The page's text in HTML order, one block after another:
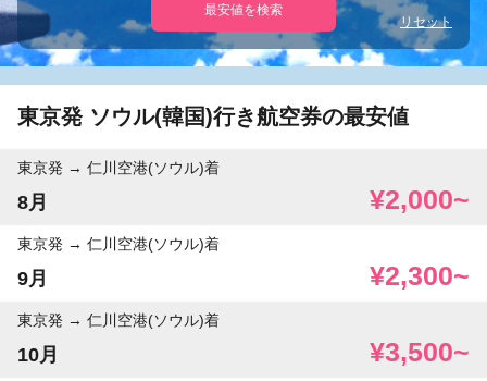
最安値を検索
リセット
東京発 ソウル(韓国)行き航空券の最安値
東京発 仁川空港(ソウル)着
8月 ¥2,000~
東京発 仁川空港(ソウル)着
9月 ¥2,300~
東京発 仁川空港(ソウル)着
10月 ¥3,500~